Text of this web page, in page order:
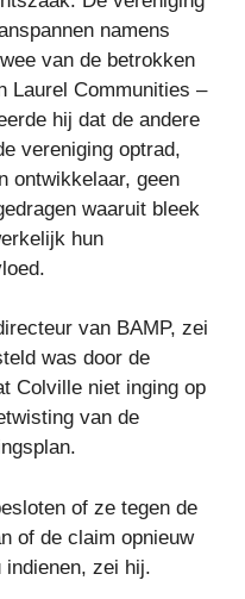
namens
van de betrokken
Laurel Communities –
hij dat de andere
vereniging optrad,
ontwikkelaar, geen
waaruit bleek
hun
van BAMP, zei
was door de
Colville niet inging op
van de
of ze tegen de
of de claim opnieuw
zei hij.